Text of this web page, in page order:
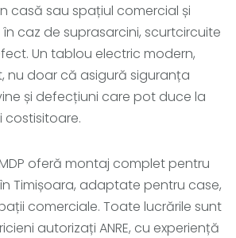
casă sau spațiul comercial și
caz de suprasarcini, scurtcircuite
Un tablou electric modern,
nu doar că asigură siguranța
și defecțiuni care pot duce la
costisitoare.
oferă montaj complet pentru
Timișoara, adaptate pentru case,
comerciale. Toate lucrările sunt
autorizați ANRE, cu experiență